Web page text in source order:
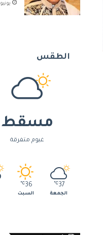
يونيو 10, 2023
الطقس
مسقط
غيوم متفرقة
37
℃
الجمعة
36
℃
السبت